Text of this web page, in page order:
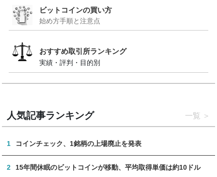
ビットコインの買い方
始め方手順と注意点
おすすめ取引所ランキング
実績・評判・目的別
人気記事ランキング 一覧
1 コインチェック、1銘柄の上場廃止を発表
2 15年間休眠のビットコインが移動、平均取得単価は約10ドル